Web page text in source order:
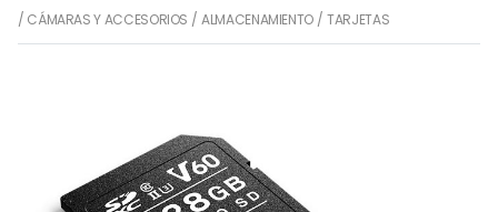
/ CÁMARAS Y ACCESORIOS /ALMACENAMIENTO /TARJETAS